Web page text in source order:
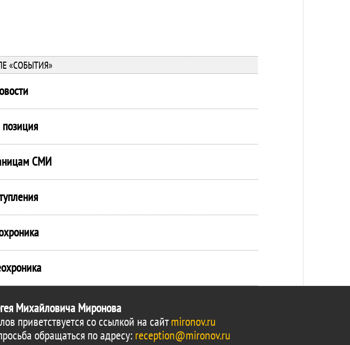
«СОБЫТИЯ»
СМИ
Михайловича Миронова
приветствуется со ссылкой на сайтmironov.ru
обращаться по адресу:reception@mironov.ru